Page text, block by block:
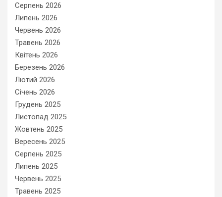
Серпень 2026
Липень 2026
Червень 2026
Травень 2026
Квітень 2026
Березень 2026
Лютий 2026
Січень 2026
Грудень 2025
Листопад 2025
Жовтень 2025
Вересень 2025
Серпень 2025
Липень 2025
Червень 2025
Травень 2025